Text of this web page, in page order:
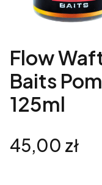
Flow
Baits
125ml
Cena
45,00 zł